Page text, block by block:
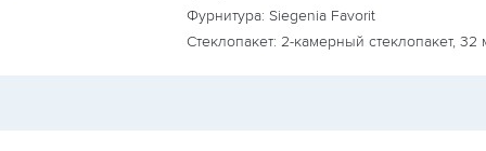
Фурнитура: Siegenia Favorit
Стеклопакет: 2-камерный стеклопакет, 32